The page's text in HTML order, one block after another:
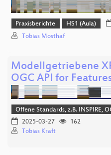
Praxisberichte HS1 (Aula)
Tobias Mosthaf
Modellgetriebene
OGC API for
Offene Standards, z.B. INSPIRE,
2025-03-27
162
Tobias Kraft